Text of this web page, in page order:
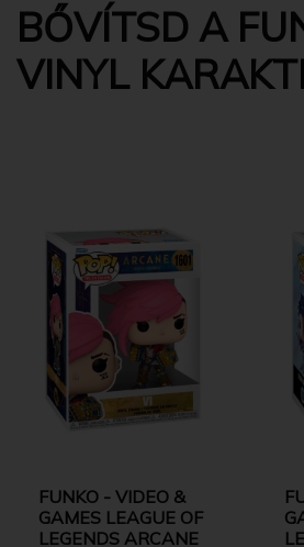
BŐVÍTSD A
VINYL
FUNKO - VIDEO &
GAMES LEAGUE OF
LEGENDS ARCANE